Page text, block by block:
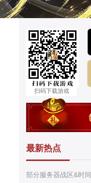
扫码下载游戏
最新热点
部分服务器战区&时